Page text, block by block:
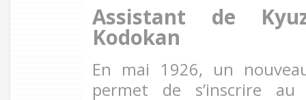
Assistant de
Kodokan
En mai 1926, un
permet de s’inscrire